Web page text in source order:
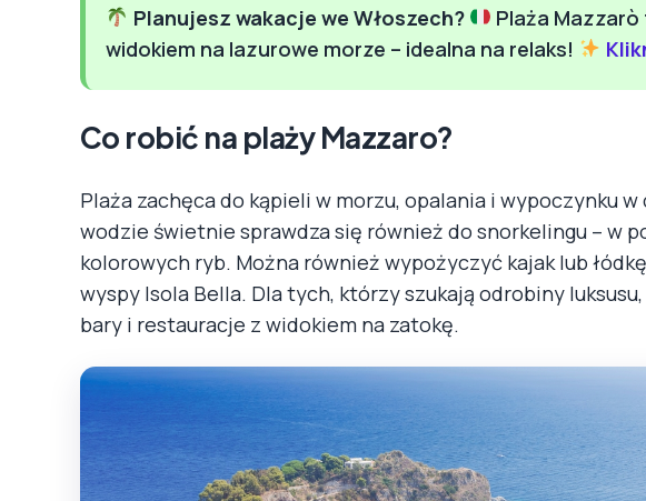
Planujesz wakacje we Włoszech?
Plaża
widokiem na lazurowe morze – idealna na relaks!
Co robić na plaży Mazzaro?
Plaża zachęca do kąpieli w morzu, opalania i wypoczynku
wodzie świetnie sprawdza się również do snorkelingu – w
kolorowych ryb. Można również wypożyczyć kajak lub
wyspy Isola Bella. Dla tych, którzy szukają odrobiny
bary i restauracje z widokiem na zatokę.